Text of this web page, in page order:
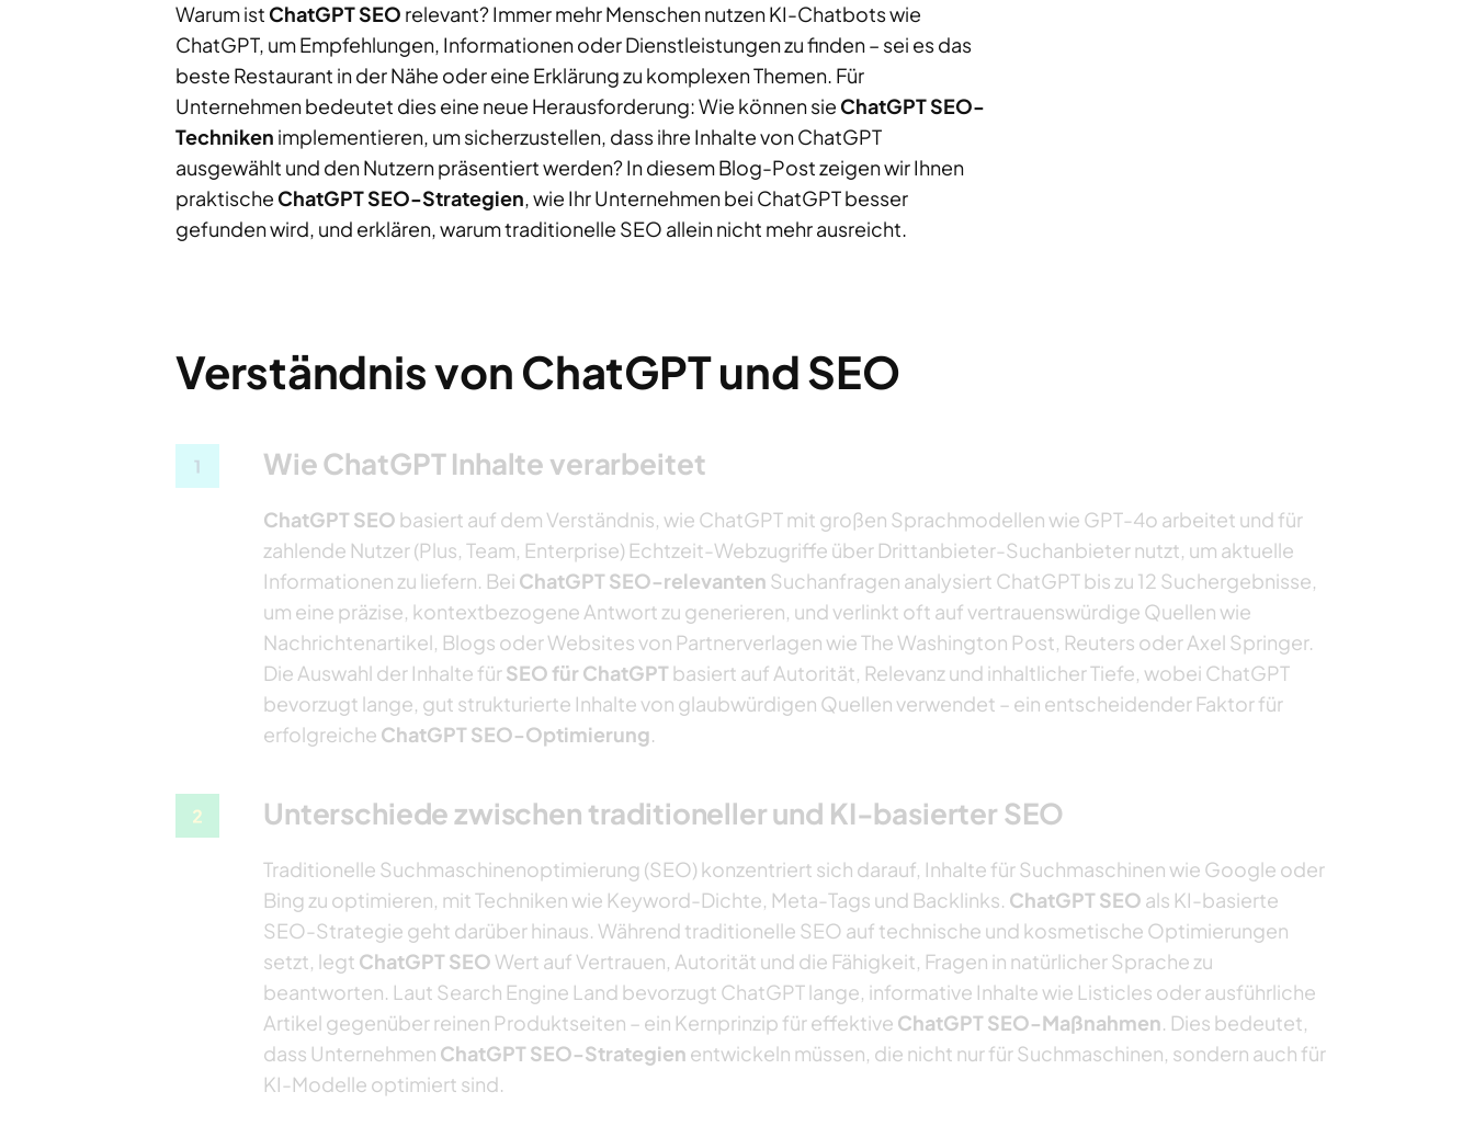
Warum ist ChatGPT SEO relevant? Immer mehr Menschen nutzen KI-Chatbots wie
ChatGPT, um Empfehlungen, Informationen oder Dienstleistungen zu finden – sei es das
beste Restaurant in der Nähe oder eine Erklärung zu komplexen Themen. Für
Unternehmen bedeutet dies eine neue Herausforderung: Wie können sie ChatGPT SEO-
Techniken implementieren, um sicherzustellen, dass ihre Inhalte von ChatGPT
ausgewählt und den Nutzern präsentiert werden? In diesem Blog-Post zeigen wir Ihnen
praktische ChatGPT SEO-Strategien, wie Ihr Unternehmen bei ChatGPT besser
gefunden wird, und erklären, warum traditionelle SEO allein nicht mehr ausreicht.
Verständnis von ChatGPT und SEO
Wie ChatGPT Inhalte verarbeitet
ChatGPT SEO basiert auf dem Verständnis, wie ChatGPT mit großen Sprachmodellen wie GPT-4o arbeitet und für
zahlende Nutzer (Plus, Team, Enterprise) Echtzeit-Webzugriffe über Drittanbieter-Suchanbieter nutzt, um aktuelle
Informationen zu liefern. Bei ChatGPT SEO-relevanten Suchanfragen analysiert ChatGPT bis zu 12 Suchergebnisse,
um eine präzise, kontextbezogene Antwort zu generieren, und verlinkt oft auf vertrauenswürdige Quellen wie
Nachrichtenartikel, Blogs oder Websites von Partnerverlagen wie The Washington Post, Reuters oder Axel Springer.
Die Auswahl der Inhalte fürSEO für ChatGPTbasiert auf Autorität, Relevanz und inhaltlicher Tiefe, wobei ChatGPT
bevorzugt lange, gut strukturierte Inhalte von glaubwürdigen Quellen verwendet – ein entscheidender Faktor für
erfolgreiche ChatGPT SEO-Optimierung.
Unterschiede zwischen traditioneller und KI-basierter SEO
Traditionelle Suchmaschinenoptimierung (SEO) konzentriert sich darauf, Inhalte für Suchmaschinen wie Google oder
Bing zu optimieren, mit Techniken wie Keyword-Dichte, Meta-Tags und Backlinks. ChatGPT SEO als KI-basierte
SEO-Strategie geht darüber hinaus. Während traditionelle SEO auf technische und kosmetische Optimierungen
setzt, legt ChatGPT SEOWert auf Vertrauen, Autorität und die Fähigkeit, Fragen in natürlicher Sprache zu
beantworten. Laut Search Engine Land bevorzugt ChatGPT lange, informative Inhalte wie Listicles oder ausführliche
Artikel gegenüber reinen Produktseiten – ein Kernprinzip für effektive ChatGPT SEO-Maßnahmen. Dies bedeutet,
dass Unternehmen ChatGPT SEO-Strategien entwickeln müssen, die nicht nur für Suchmaschinen, sondern auch für
KI-Modelle optimiert sind.